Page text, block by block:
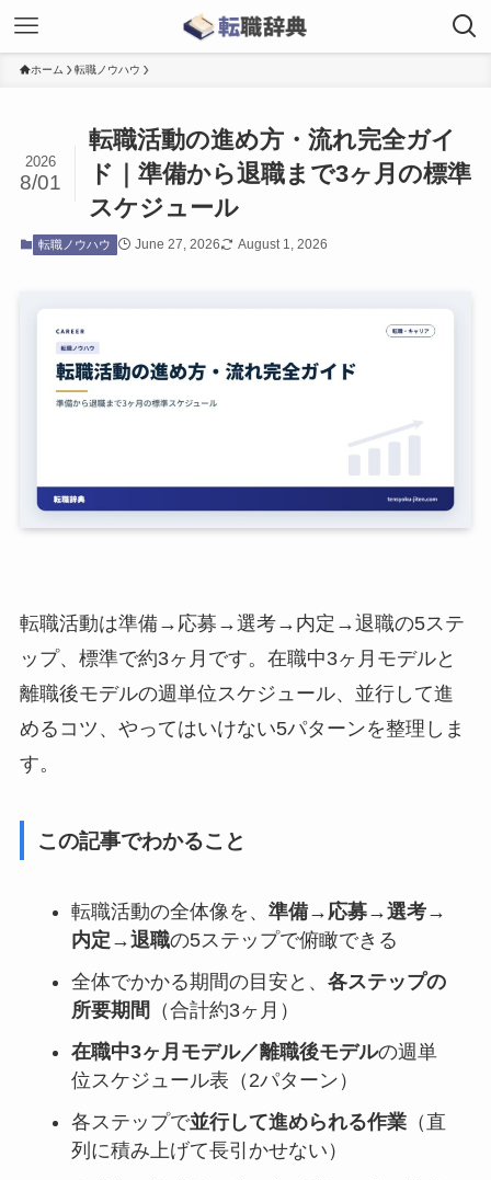
ホーム 転職ノウハウ
転職活動の進め方・流れ完全ガイ
ド｜準備から退職まで3ヶ月の標準
スケジュール
2026
8/01
転職ノウハウ June 27, 2026 August 1, 2026
転職活動は準備→応募→選考→内定→退職の5ステ
ップ、標準で約3ヶ月です。在職中3ヶ月モデルと
離職後モデルの週単位スケジュール、並行して進
めるコツ、やってはいけない5パターンを整理しま
す。
この記事でわかること
転職活動の全体像を、 準備→応募→選考→
内定→退職の5ステップで俯瞰できる
全体でかかる期間の目安と、 各ステップの
所要期間 （合計約3ヶ月）
在職中3ヶ月モデル／離職後モデルの週単
位スケジュール表（2パターン）
各ステップで並行して進められる作業（直
列に積み上げて長引かせない）